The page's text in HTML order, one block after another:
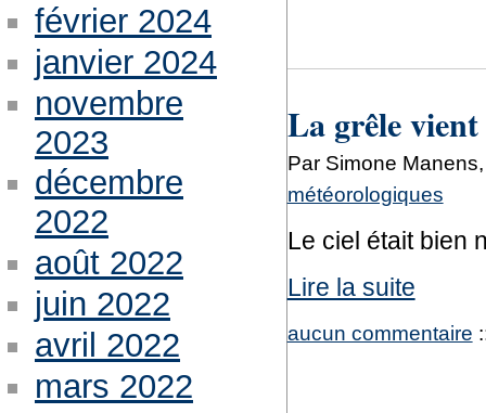
La grêle
Par Simone
météorologiques
Le ciel était bien
Lire la suite
aucun commentaire
février 2024
janvier 2024
novembre
2023
décembre
2022
août 2022
juin 2022
avril 2022
mars 2022